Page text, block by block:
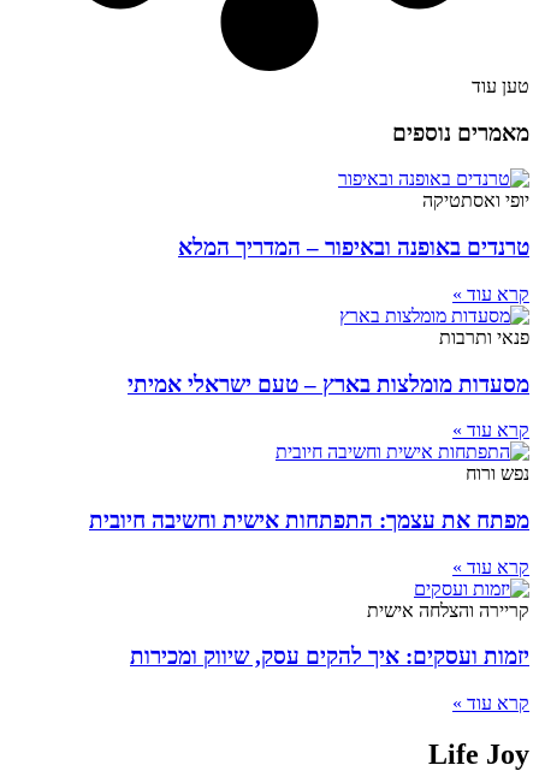
טען עוד
מאמרים נוספים
יופי ואסתטיקה
טרנדים באופנה ובאיפור – המדריך המלא
קרא עוד »
פנאי ותרבות
מסעדות מומלצות בארץ – טעם ישראלי אמיתי
קרא עוד »
נפש ורוח
מפתח את עצמך: התפתחות אישית וחשיבה חיובית
קרא עוד »
קריירה והצלחה אישית
יזמות ועסקים: איך להקים עסק, שיווק ומכירות
קרא עוד »
Life Joy